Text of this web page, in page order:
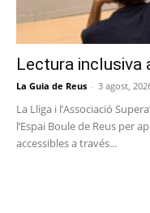
Lectura inclusiva
La Guia de Reus - 3 agost,
La Lliga i l’Associació
l’Espai Boule de Reus per
accessibles a través...